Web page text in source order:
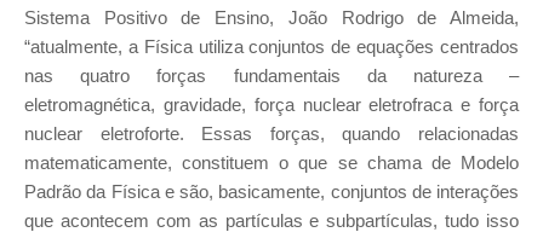
Sistema Positivo de Ensino, João Rodrigo de Almeida,
“atualmente, a Física utiliza conjuntos de equações centrados
nas quatro forças fundamentais da natureza –
eletromagnética, gravidade, força nuclear eletrofraca e força
nuclear eletroforte. Essas forças, quando relacionadas
matematicamente, constituem o que se chama de Modelo
Padrão da Física e são, basicamente, conjuntos de interações
que acontecem com as partículas e subpartículas, tudo isso